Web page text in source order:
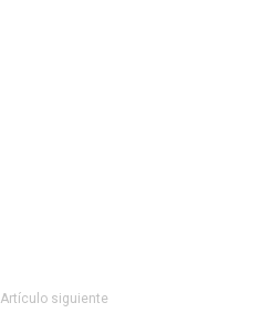
Artículo siguiente